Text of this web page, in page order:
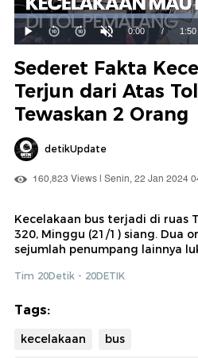
Mainkan
Suara
Hidup
Waktu
ini
0:00 / 1:50
Dimuat:
54.45%
Sederet Fakta
Terjun dari Atas
Tewaskan 2 Orang
detikUpdate
160,823 Views | Senin, 22 Jan 2024
Kecelakaan bus terjadi di ruas
320, Minggu (21/1) siang. Dua
sejumlah penumpang lainnya
Tim 20Detik - 20DETIK
Tags:
kecelakaan
bus